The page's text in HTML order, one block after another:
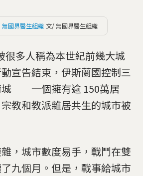
無國界醫生組織 文/ 無國界醫生組織
很多人稱為本世紀前幾大城
宣告結束，伊斯蘭國控制三
城──一個擁有逾 150萬居
教和教派雜居共生的城市被
，城市數度易手，戰鬥在雙
九個月。但是，戰事給城市